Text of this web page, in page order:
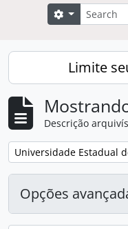
Buscar
Opções de
Limite
Descrição
Remover filtro:
Opções